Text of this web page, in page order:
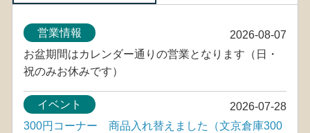
2026-08-07
営業情報
お盆期間はカレンダー通りの営業となります（日・
祝のみお休みです）
2026-07-28
イベント
300円コーナー 商品入れ替えました（文京倉庫300